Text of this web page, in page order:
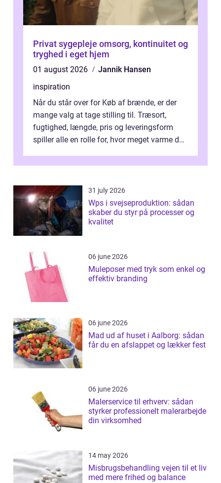
Privat sygepleje omsorg, kontinuitet og
tryghed i eget hjem
01 august 2026
Jannik Hansen
inspiration
Når du står over for Køb af brænde, er der
mange valg at tage stilling til. Træsort,
fugtighed, længde, pris og leveringsform
spiller alle en rolle for, hvor meget varme du
31 july 2026
Wps i svejseproduktion: sådan
skaber du styr på processer og
kvalitet
06 june 2026
Muleposer med tryk som enkel og
effektiv branding
06 june 2026
Mad ud af huset i Aalborg: sådan
får du en afslappet og lækker fest
06 june 2026
Malerservice til erhverv: sådan
styrker professionelt malerarbejde
din virksomhed
14 may 2026
Misbrugsbehandling vejen til et liv
med mere frihed og balance